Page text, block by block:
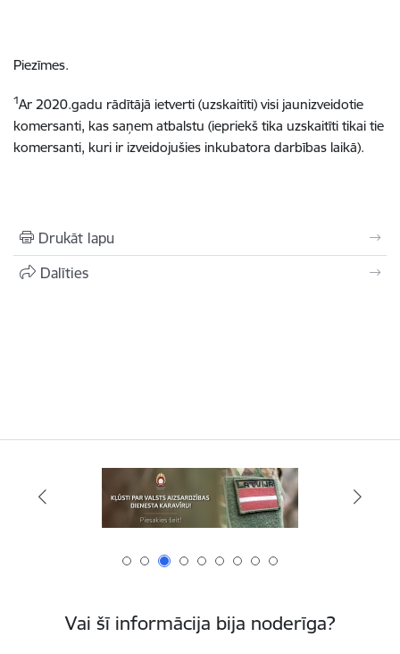
Piezīmes.
1Ar 2020.gadu rādītājā ietverti (uzskaitīti) visi jaunizveidotie
komersanti, kas saņem atbalstu (iepriekš tika uzskaitīti tikai tie
komersanti, kuri ir izveidojušies inkubatora darbības laikā).
Drukāt lapu
Dalīties
Vai šī informācija bija noderīga?